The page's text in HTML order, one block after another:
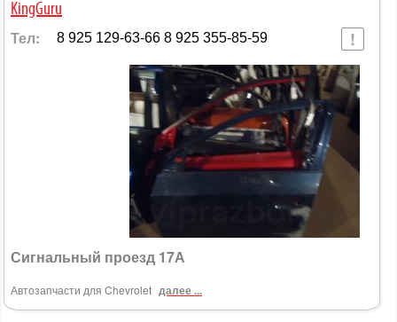
KingGuru
Тел: 8 925 129-63-66 8 925 355-85-59
Сигнальный проезд 17А
Автозапчасти для Chevrolet далее ...